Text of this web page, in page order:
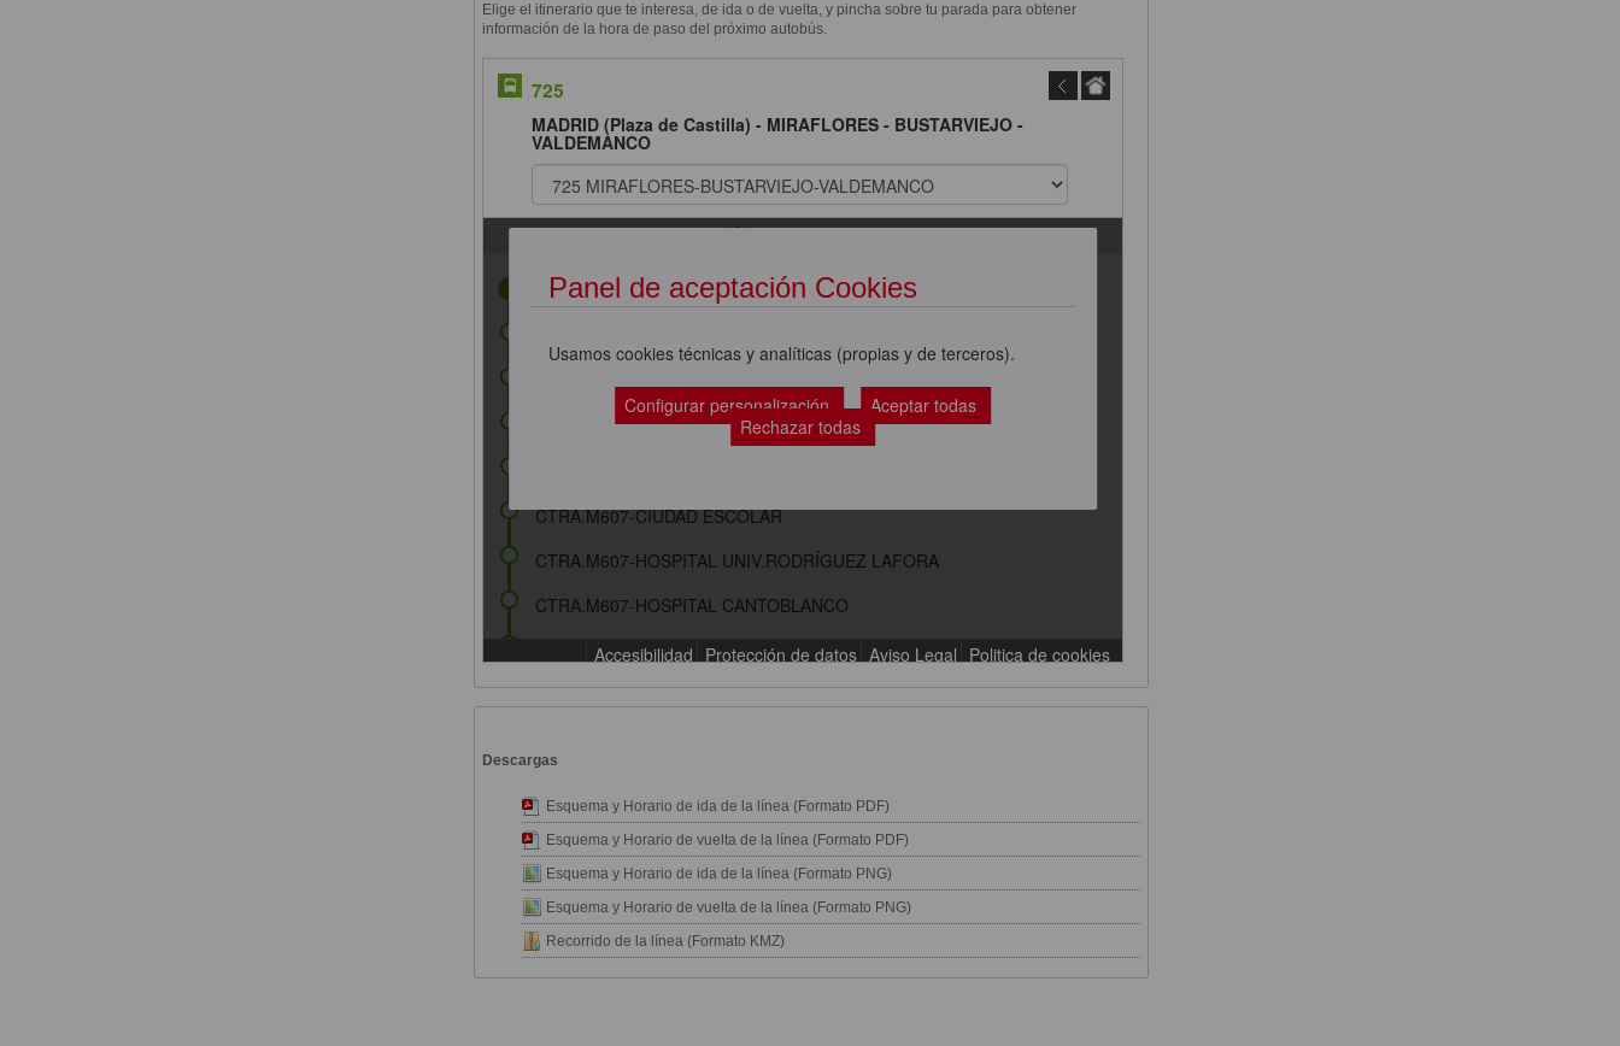
Elige el itinerario que te interesa, de ida o de vuelta, y pincha sobre tu parada para obtener
información de la hora de paso del próximo autobús.
Descargas
Esquema y Horario de ida de la línea (Formato PDF)
Esquema y Horario de vuelta de la línea (Formato PDF)
Esquema y Horario de ida de la línea (Formato PNG)
Esquema y Horario de vuelta de la línea (Formato PNG)
Recorrido de la línea (Formato KMZ)